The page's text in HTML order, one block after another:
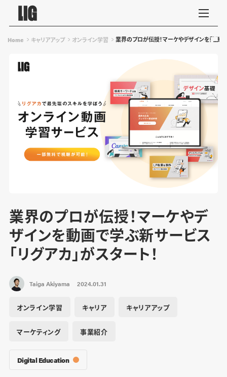
Home キャリアアップ オンライン学習 業界のプロが伝授！マーケやデザインを動画で
業界のプロが伝授！マーケやデ
ザインを動画で学ぶ新サービス
「リグアカ」がスタート！
Taiga Akiyama 2024.01.31
オンライン学習 キャリア キャリアアップ
マーケティング 事業紹介
Digital Education